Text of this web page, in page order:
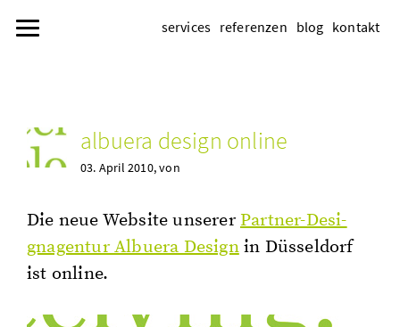
services referenzen blog kontakt
al­bue­ra de­sign on­line
03. April 2010, von
Die neue Web­site un­se­rerPart­ner-De­si­
gnagen­tur Al­bue­ra De­signin Düs­sel­dorf
ist on­line.